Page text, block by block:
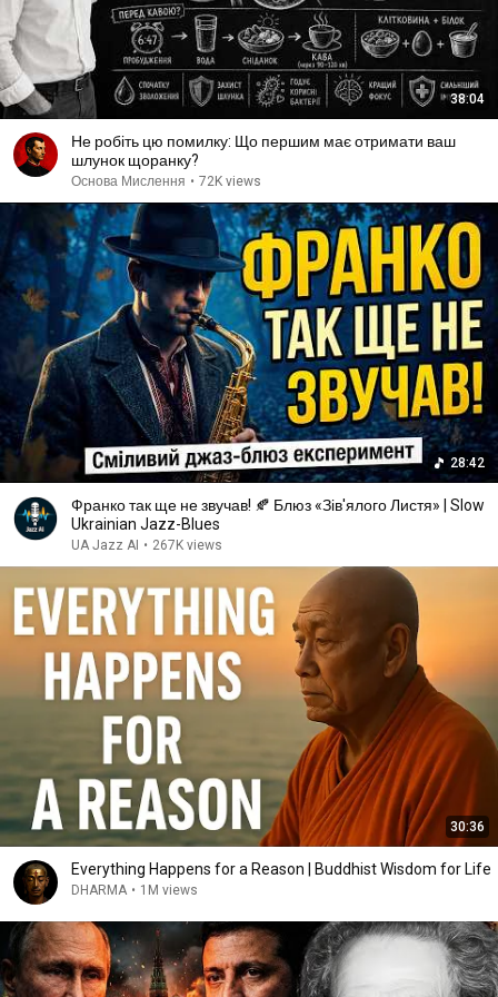
38:04
Не робіть цю помилку: Що першим має отримати ваш
шлунок щоранку?
Основа Мислення • 72K views
28:42
Франко так ще не звучав! 🍂 Блюз «Зів'ялого Листя» | Slow
Ukrainian Jazz-Blues
UA Jazz AI • 267K views
30:36
Everything Happens for a Reason | Buddhist Wisdom for Life
DHARMA • 1M views